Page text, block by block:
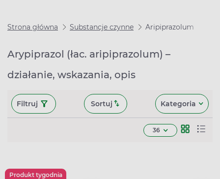
Strona główna Substancje czynne Aripiprazolum
Arypiprazol (łac. aripiprazolum) –
działanie, wskazania, opis
Filtruj Sortuj Kategoria
36
Produkt tygodnia